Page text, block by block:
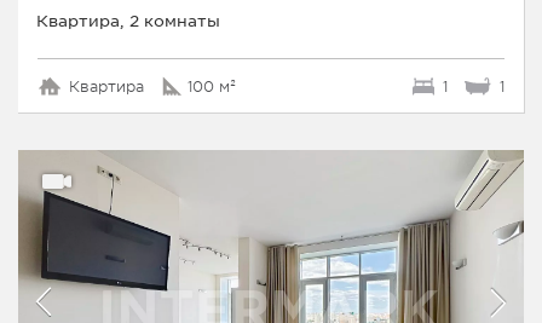
Квартира, 2 комнаты
Квартира 100 м² 1 1